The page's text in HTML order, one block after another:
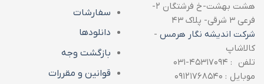
هشت بهشت-خ فرشتگان ۲-
فرعی ۳ شرقی- پلاک ۴۳
شرکت اندیشه نگار هرمس -
کالاشاپ
تلفن : ۴۵۳۱۷۰۹۴-۰۳۱
موبایل : ۰۹۱۲۱۷۶۸۵۴۰
سفارشات
دانلودها
بازگشت وجه
قوانین و مقررات